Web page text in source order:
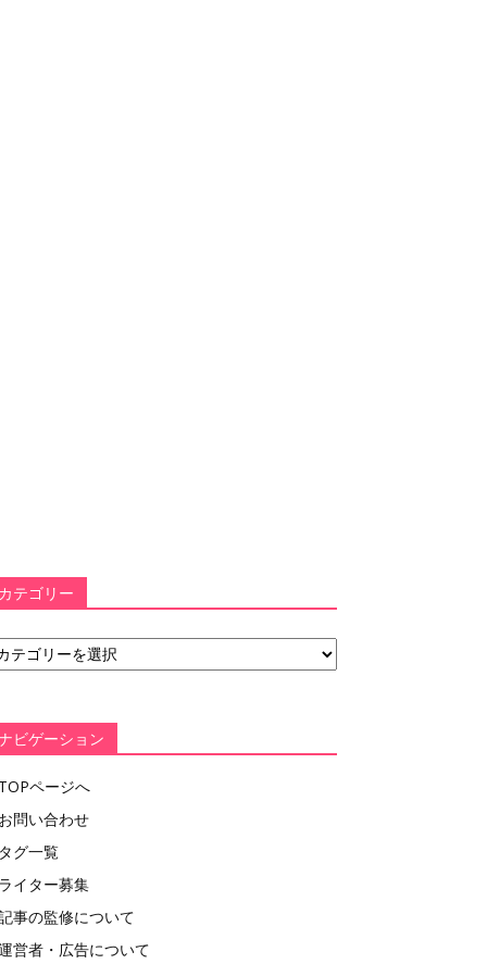
カテゴリー
ビゲーション
TOPページへ
お問い合わせ
タグ一覧
ライター募集
事の監修について
営者・広告について